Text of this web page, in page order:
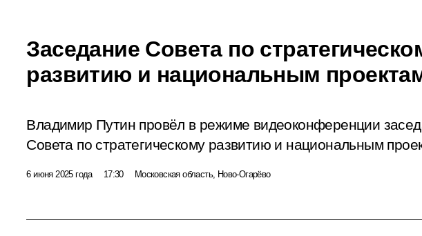
Заседание Совета по
развитию и национальным
Владимир Путин провёл в режиме видеоконференции
Совета по стратегическому развитию и национальным
6 июня 2025 года 17:30 Московская область, Ново-Огарёво